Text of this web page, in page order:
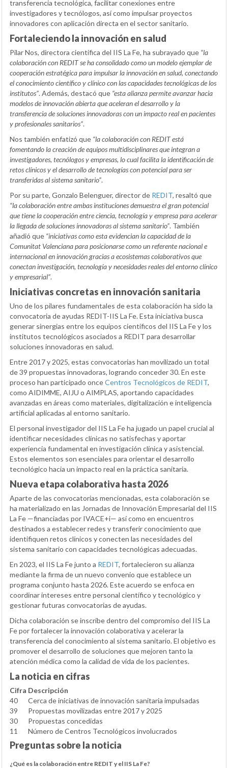
transferencia tecnológica, facilitar conexiones entre
investigadores y tecnólogos, así como impulsar proyectos
innovadores con aplicación directa en el sector sanitario.
Fortaleciendo la innovación en salud
Pilar Nos, directora científica del IIS La Fe, ha subrayado que “la
colaboración con REDIT se ha consolidado como un modelo ejemplar de
cooperación estratégica para impulsar la innovación en salud, conectando
el conocimiento científico y clínico con las capacidades tecnológicas de los
institutos”. Además, destacó que “esta alianza permite avanzar hacia
modelos de innovación abierta que aceleran el desarrollo y la
transferencia de soluciones innovadoras con un impacto real en pacientes
y profesionales sanitarios”.
Nos también enfatizó que “la colaboración con REDIT está
fomentando la creación de equipos multidisciplinares que integran a
investigadores, tecnólogos y empresas, lo cual facilita la identificación de
retos clínicos y el desarrollo de tecnologías con potencial para ser
transferidas al sistema sanitario”.
Por su parte, Gonzalo Belenguer, director de REDIT, resaltó que
“la colaboración entre ambas instituciones demuestra el gran potencial
que tiene la cooperación entre ciencia, tecnología y empresa para acelerar
la llegada de soluciones innovadoras al sistema sanitario”. También
añadió que “iniciativas como esta evidencian la capacidad de la
Comunitat Valenciana para posicionarse como un referente nacional e
internacional en innovación gracias a ecosistemas colaborativos que
conectan investigación, tecnología y necesidades reales del entorno clínico
y empresarial”.
Iniciativas concretas en innovación sanitaria
Uno de los pilares fundamentales de esta colaboración ha sido la
convocatoria de ayudas REDIT-IIS La Fe. Esta iniciativa busca
generar sinergias entre los equipos científicos del IIS La Fe y los
institutos tecnológicos asociados a REDIT para desarrollar
soluciones innovadoras en salud.
Entre 2017 y 2025, estas convocatorias han movilizado un total
de 39 propuestas innovadoras, logrando conceder 30. En este
proceso han participado onceCentros Tecnológicos de REDIT,
como AIDIMME, AIJU o AIMPLAS, aportando capacidades
avanzadas en áreas como materiales, digitalización e inteligencia
artificial aplicadas al entorno sanitario.
El personal investigador del IIS La Fe ha jugado un papel crucial al
identificar necesidades clínicas no satisfechas y aportar
experiencia fundamental en investigación clínica y asistencial.
Estos elementos son esenciales para orientar el desarrollo
tecnológico hacia un impacto real en la práctica sanitaria.
Nueva etapa colaborativa hasta 2026
Aparte de las convocatorias mencionadas, esta colaboración se
ha materializado en las Jornadas de Innovación Empresarial del IIS
La Fe —financiadas por IVACE+i— así como en encuentros
destinados a establecer redes y transferir conocimiento que
identifiquen retos clínicos y conecten las necesidades del
sistema sanitario con capacidades tecnológicas adecuadas.
En 2023, el IIS La Fe junto a REDIT, fortalecieron su alianza
mediante la firma de un nuevo convenio que establece un
programa conjunto hasta 2026. Este acuerdo se enfoca en
coordinar intereses entre personal científico y tecnológico y
gestionar futuras convocatorias de ayudas.
Dicha colaboración se inscribe dentro del compromiso del IIS La
Fe por fortalecer la innovación colaborativa y acelerar la
transferencia del conocimiento al sistema sanitario. El objetivo es
promover el desarrollo de soluciones que mejoren tanto la
atención médica como la calidad de vida de los pacientes.
La noticia en cifras
Cifra Descripción
40
Cerca de iniciativas de innovación sanitaria impulsadas
39
Propuestas movilizadas entre 2017 y 2025
30
Propuestas concedidas
11
Número de Centros Tecnológicos involucrados
Preguntas sobre la noticia
¿Qué es la colaboración entre REDIT y el IIS La Fe?